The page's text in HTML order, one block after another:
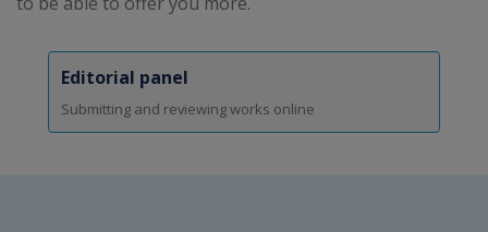
Editorial panel
Submitting and reviewing works online